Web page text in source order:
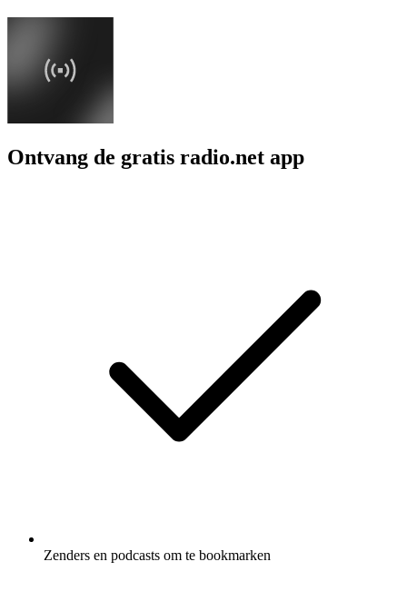
Ontvang de gratis radio.net app
Zenders en podcasts om te bookmarken